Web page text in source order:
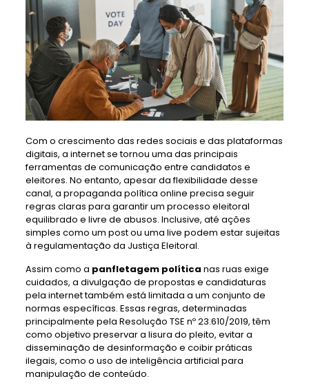
Com o crescimento das redes sociais e das plataformas
digitais, a internet se tornou uma das principais
ferramentas de comunicação entre candidatos e
eleitores. No entanto, apesar da flexibilidade desse
canal, a propaganda política online precisa seguir
regras claras para garantir um processo eleitoral
equilibrado e livre de abusos. Inclusive, até ações
simples como um post ou uma live podem estar sujeitas
à regulamentação da Justiça Eleitoral.
Assim como a panfletagem política nas ruas exige
cuidados, a divulgação de propostas e candidaturas
pela internet também está limitada a um conjunto de
normas específicas. Essas regras, determinadas
principalmente pela Resolução TSE nº 23.610/2019, têm
como objetivo preservar a lisura do pleito, evitar a
disseminação de desinformação e coibir práticas
ilegais, como o uso de inteligência artificial para
manipulação de conteúdo.